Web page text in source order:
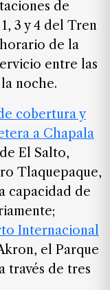
de
3 y 4 del Tren
de la
entre las
la noche.
cobertura y
a Chapala
El Salto,
Tlaquepaque,
capacidad de
Internacional
el Parque
través de tres